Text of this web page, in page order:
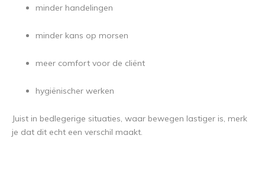
minder handelingen
minder kans op morsen
meer comfort voor de cliënt
hygiënischer werken
Juist in bedlegerige situaties, waar bewegen lastiger is, merk
je dat dit echt een verschil maakt.